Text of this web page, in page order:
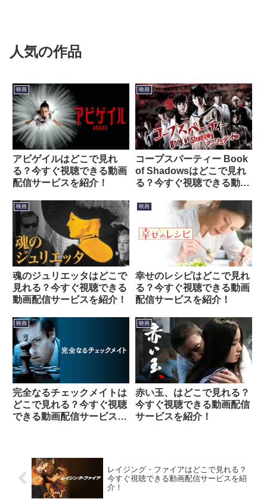
人気の作品
映画
アビゲイルはどこで見れ
る？今すぐ視聴できる動画
配信サービスを紹介！
映画
コープスパーティー Book
of Shadowsはどこで見れ
る？今すぐ視聴できる動画
映画
魂のジュリエッタはどこで
見れる？今すぐ視聴できる
動画配信サービスを紹介！
映画
幸せのレシピはどこで見れ
る？今すぐ視聴できる動画
配信サービスを紹介！
映画
完全なるチェックメイトは
どこで見れる？今すぐ視聴
できる動画配信サービスを
映画
赤い玉、はどこで見れる？
今すぐ視聴できる動画配信
サービスを紹介！
レイジング・ファイアはどこで見れる？
今すぐ視聴できる動画配信サービスを紹
介！